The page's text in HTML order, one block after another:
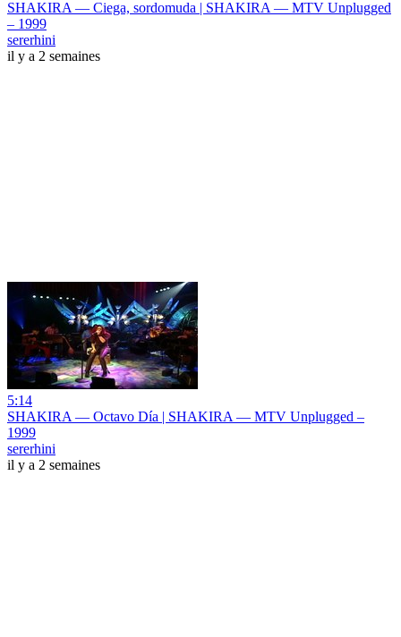
SHAKIRA — Ciega, sordomuda | SHAKIRA — MTV Unplugged
– 1999
sererhini
il y a 2 semaines
5:14
SHAKIRA — Octavo Día | SHAKIRA — MTV Unplugged –
1999
sererhini
il y a 2 semaines